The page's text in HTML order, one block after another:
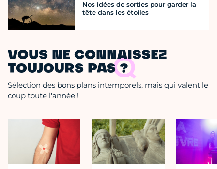
Nos idées de sorties pour garder la
tête dans les étoiles
VOUS NE CONNAISSEZ
TOUJOURS PAS ?
Sélection des bons plans intemporels, mais qui valent le
coup toute l'année !